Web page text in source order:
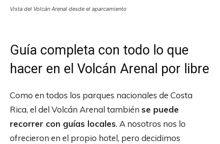
Vista del Volcán Arenal desde el aparcamiento
Guía completa con todo lo que
hacer en el Volcán Arenal por libre
Como en todos los parques nacionales de Costa
Rica, el del Volcán Arenal también se puede
recorrer con guías locales. A nosotros nos lo
ofrecieron en el propio hotel, pero decidimos